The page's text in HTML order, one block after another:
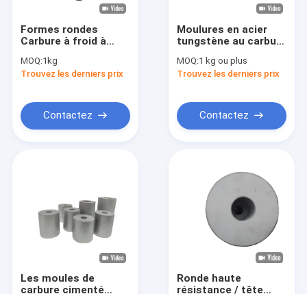
Formes rondes
Carbure à froid à
température Durable
supérieur
MOQ:1kg
Trouvez les derniers prix
Contactez
Moulures en acier
tungstène au carbure
fabrication de vis sur
mesure
MOQ:1 kg ou plus
Trouvez les derniers prix
Contactez
Les moules de
carbure cimenté
Ronde haute
résistance / tête